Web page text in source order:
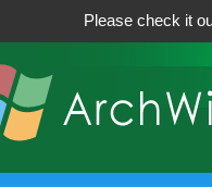
Please check it